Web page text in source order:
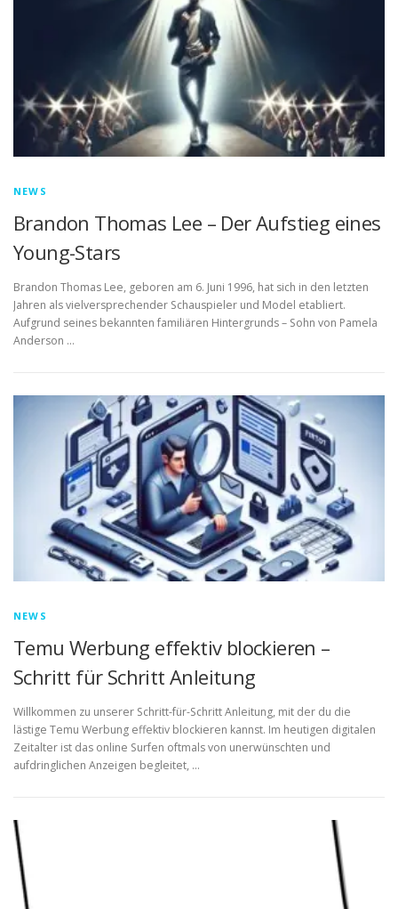
NEWS
Brandon Thomas Lee – Der Aufstieg eines
Young-Stars
Brandon Thomas Lee, geboren am 6. Juni 1996, hat sich in den letzten
Jahren als vielversprechender Schauspieler und Model etabliert.
Aufgrund seines bekannten familiären Hintergrunds – Sohn von Pamela
Anderson …
NEWS
Temu Werbung effektiv blockieren –
Schritt für Schritt Anleitung
Willkommen zu unserer Schritt-für-Schritt Anleitung, mit der du die
lästige Temu Werbung effektiv blockieren kannst. Im heutigen digitalen
Zeitalter ist das online Surfen oftmals von unerwünschten und
aufdringlichen Anzeigen begleitet, …